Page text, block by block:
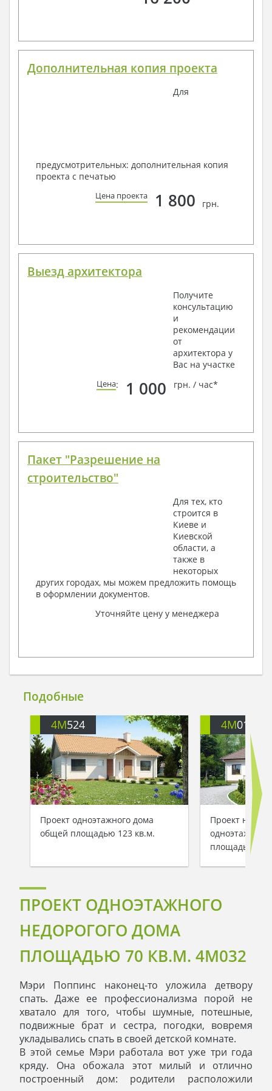
Дополнительная копия проекта
Для
предусмотрительных: дополнительная копия
проекта с печатью
Цена проекта 1 800 грн.
Выезд архитектора
Получите
консультацию
и
рекомендации
от
архитектора у
Вас на участке
Цена: 1 000 грн. / час*
Пакет "Разрешение на
строительство"
Для тех, кто
строится в
Киеве и
Киевской
области, а
также в
некоторых
других городах, мы можем предложить помощь
в оформлении документов.
Уточняйте цену у менеджера
Подобные
4M524
Проект одноэтажного дома
общей площадью 123 кв.м.
4M017
Проект
одноэтажного
площадью 112
ПРОЕКТ ОДНОЭТАЖНОГО
НЕДОРОГОГО ДОМА
ПЛОЩАДЬЮ 70 КВ.М. 4M032
Мэри Поппинс наконец-то уложила детвору
спать. Даже ее профессионализма порой не
хватало для того, чтобы шумные, потешные,
подвижные брат и сестра, погодки, вовремя
укладывались спать в своей детской комнате.
В этой семье Мэри работала вот уже три года
кряду. Она обожала этот милый и отлично
построенный дом: родители расположили